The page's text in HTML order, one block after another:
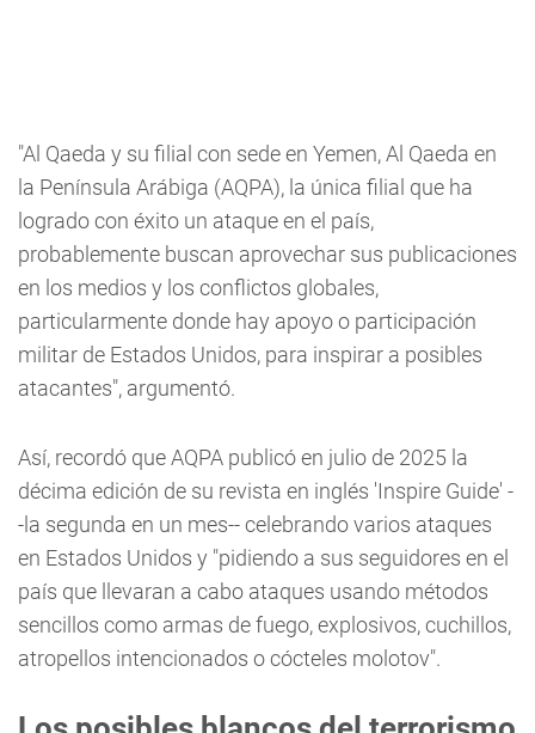
"Al Qaeda y su filial con sede en Yemen, Al Qaeda en
la Península Arábiga (AQPA), la única filial que ha
logrado con éxito un ataque en el país,
probablemente buscan aprovechar sus publicaciones
en los medios y los conflictos globales,
particularmente donde hay apoyo o participación
militar de Estados Unidos, para inspirar a posibles
atacantes", argumentó.
Así, recordó que AQPA publicó en julio de 2025 la
décima edición de su revista en inglés 'Inspire Guide' -
-la segunda en un mes-- celebrando varios ataques
en Estados Unidos y "pidiendo a sus seguidores en el
país que llevaran a cabo ataques usando métodos
sencillos como armas de fuego, explosivos, cuchillos,
atropellos intencionados o cócteles molotov".